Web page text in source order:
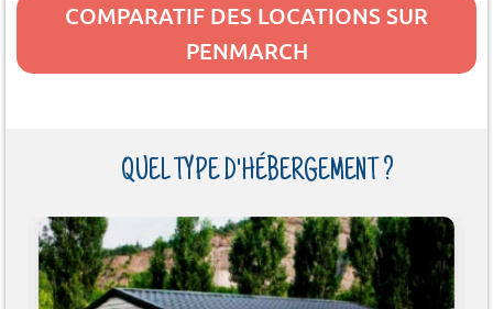
COMPARATIF DES LOCATIONS SUR
PENMARCH
QUEL TYPE D'HÉBERGEMENT ?